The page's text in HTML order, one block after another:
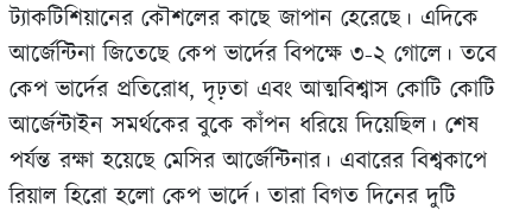
ট্যাকটিশিয়ানের কৌশলের কাছে জাপান হেরেছে। এদিকে
আর্জেন্টিনা জিতেছে কেপ ভার্দের বিপক্ষে ৩-২ গোলে। তবে
কেপ ভার্দের প্রতিরোধ, দৃঢ়তা এবং আত্মবিশ্বাস কোটি কোটি
আর্জেন্টাইন সমর্থকের বুকে কাঁপন ধরিয়ে দিয়েছিল। শেষ
পর্যন্ত রক্ষা হয়েছে মেসির আর্জেন্টিনার। এবারের বিশ্বকাপে
রিয়াল হিরো হলো কেপ ভার্দে। তারা বিগত দিনের দুটি